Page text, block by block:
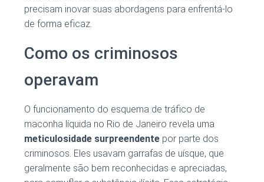
precisam inovar suas abordagens para enfrentá-lo
de forma eficaz.
Como os criminosos
operavam
O funcionamento do esquema de tráfico de
maconha líquida no Rio de Janeiro revela uma
meticulosidade surpreendente por parte dos
criminosos. Eles usavam garrafas de uísque, que
geralmente são bem reconhecidas e apreciadas,